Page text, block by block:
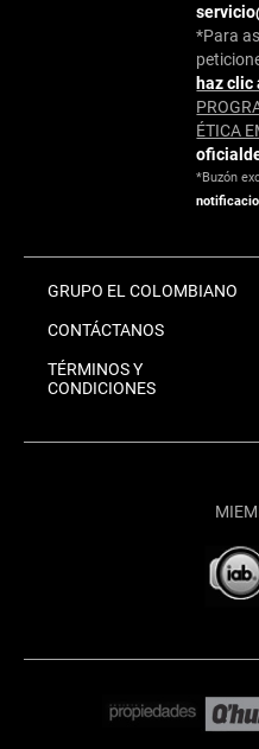
*Para
haz clic
ÉTICA
*Buzón
GRUPO EL COLOMBIANO
CONTÁCTANOS
TÉRMINOS Y
CONDICIONES